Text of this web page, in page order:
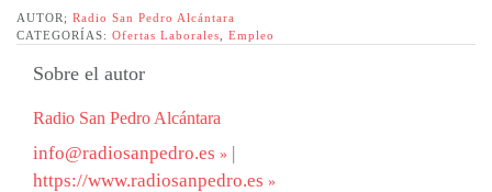
AUTOR; Radio San Pedro Alcántara
CATEGORÍAS: Ofertas Laborales Empleo
Sobre el autor
Radio San Pedro Alcántara
info@radiosanpedro.es
|
https://www.radiosanpedro.es